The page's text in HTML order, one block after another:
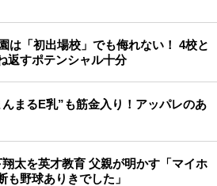
は「初出場校」でも侮れない！ 4校と
返すポテンシャル十分
んまるE乳”も筋金入り！アッパレのあ
太を英才教育 父親が明かす「マイホ
も野球ありきでした」